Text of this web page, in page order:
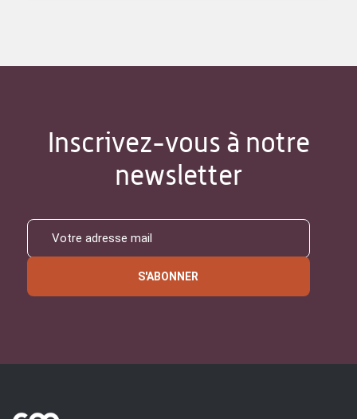
Inscrivez-vous à notre
newsletter
S'ABONNER